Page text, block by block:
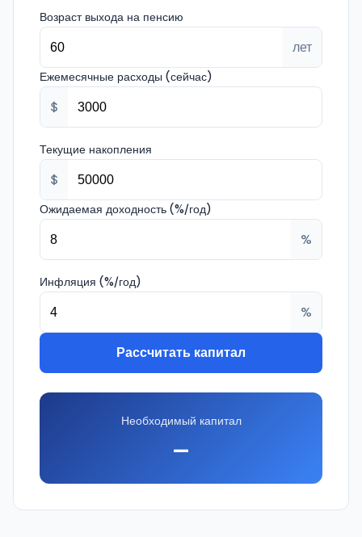
Возраст выхода на пенсию
лет
Ежемесячные расходы (сейчас)
$
Текущие накопления
$
Ожидаемая доходность (%/год)
%
Инфляция (%/год)
%
Рассчитать капитал
Необходимый капитал
—